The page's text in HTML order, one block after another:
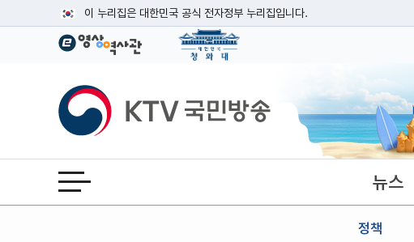
이 누리집은 대한민국 공식 전자정부 누리집입니다.
공식 누리집 주소 확인하기
이밖에 or.kr 또는 .kr등 다른 도메인 주소를 사용하고 있다면 아래 URL에서
운영중인 공식 누리집보기
KTV국민방송
전체메뉴 열기 뉴스
정책